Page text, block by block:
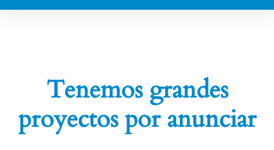
Tenemos grandes
proyectos por anunciar